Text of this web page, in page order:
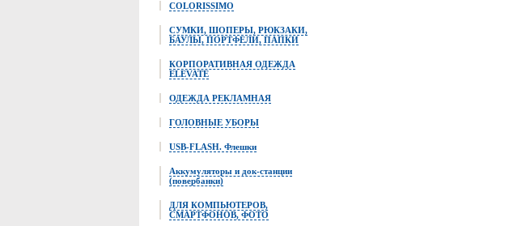
COLORISSIMO
СУМКИ, ШОПЕРЫ, РЮКЗАКИ,
БАУЛЫ, ПОРТФЕЛИ, ПАПКИ
КОРПОРАТИВНАЯ ОДЕЖДА
ELEVATE
ОДЕЖДА РЕКЛАМНАЯ
ГОЛОВНЫЕ УБОРЫ
USB-FLASH. Флешки
Аккумуляторы и док-станции
(повербанки)
ДЛЯ КОМПЬЮТЕРОВ,
СМАРТФОНОВ, ФОТО